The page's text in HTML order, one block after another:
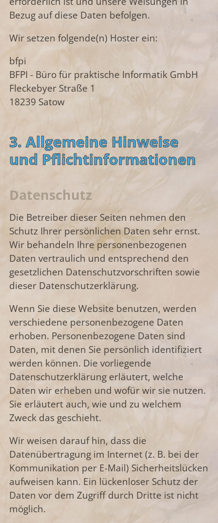
Bezug auf diese Daten befolgen.
Wir setzen folgende(n) Hoster ein:
bfpi
BFPI - Büro für praktische Informatik GmbH
Fleckebyer Straße 1
18239 Satow
3. Allgemeine Hinweise
und Pflicht­informationen
Datenschutz
Die Betreiber dieser Seiten nehmen den
Schutz Ihrer persönlichen Daten sehr ernst.
Wir behandeln Ihre personenbezogenen
Daten vertraulich und entsprechend den
gesetzlichen Datenschutzvorschriften sowie
dieser Datenschutzerklärung.
Wenn Sie diese Website benutzen, werden
verschiedene personenbezogene Daten
erhoben. Personenbezogene Daten sind
Daten, mit denen Sie persönlich identifiziert
werden können. Die vorliegende
Datenschutzerklärung erläutert, welche
Daten wir erheben und wofür wir sie nutzen.
Sie erläutert auch, wie und zu welchem
Zweck das geschieht.
Wir weisen darauf hin, dass die
Datenübertragung im Internet (z. B. bei der
Kommunikation per E-Mail) Sicherheitslücken
aufweisen kann. Ein lückenloser Schutz der
Daten vor dem Zugriff durch Dritte ist nicht
möglich.